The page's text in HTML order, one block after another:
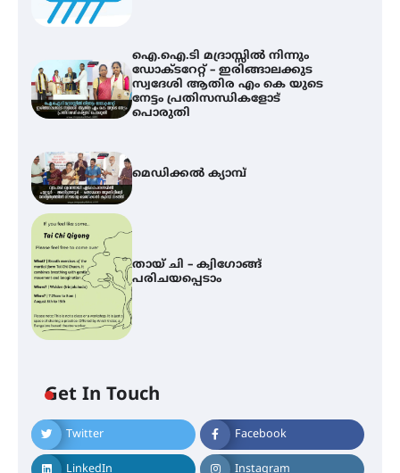
ഐ.ഐ.ടി മദ്രാസ്സിൽ നിന്നും
ഡോക്ടറേറ്റ് – ഇരിങ്ങാലക്കുട
സ്വദേശി ആതിര എം കെ യുടെ
നേട്ടം പ്രതിസന്ധികളോട്
പൊരുതി
മെഡിക്കൽ ക്യാമ്പ്
തായ് ചി – ക്വിഗോങ്ങ്
പരിചയപ്പെടാം
Get In Touch
Twitter Facebook
LinkedIn Instagram
ഐ.ഐ.ടി മദ്രാസ്സിൽ നിന്നും
ഡോക്ടറേറ്റ് – ഇരിങ്ങാലക്കുട